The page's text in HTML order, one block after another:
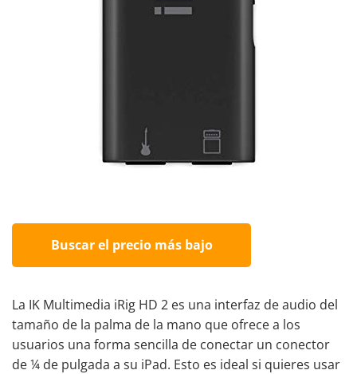
Buscar el precio más bajo
La IK Multimedia iRig HD 2 es una interfaz de audio del
tamaño de la palma de la mano que ofrece a los
usuarios una forma sencilla de conectar un conector
de ¼ de pulgada a su iPad. Esto es ideal si quieres usar